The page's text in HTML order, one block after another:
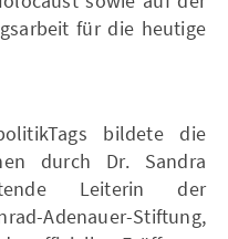
für die heutige
bildete die
durch Dr. Sandra
Leiterin der
Adenauer-Stiftung,